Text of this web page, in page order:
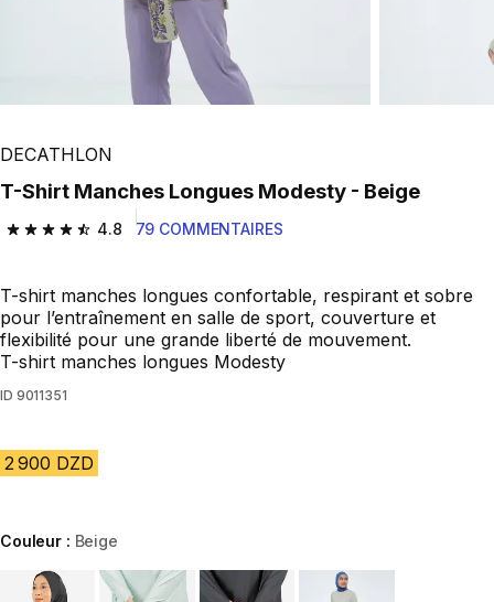
DECATHLON
T-Shirt Manches Longues Modesty - Beige
4.8
4.8 out of 5 stars from 79 reviews
79 COMMENTAIRES
T-shirt manches longues confortable, respirant et sobre
pour l’entraînement en salle de sport, couverture et
flexibilité pour une grande liberté de mouvement.
T-shirt manches longues Modesty
ID 9011351
2 900 DZD
Couleur : Beige
Choose a variant